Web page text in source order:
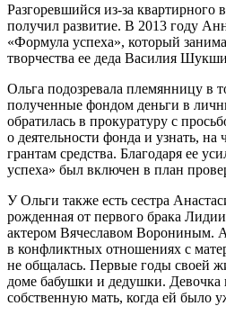
Разгоревшийся из-за
получил развитие. В 2013 году
«Формула успеха», который
творчества ее деда Василия
Ольга подозревала племянницу в
полученные фондом деньги в
обратилась в прокуратуру с
о деятельности фонда и узнать, на
грантам средства. Благодаря ее
успеха» был включен в план
У Ольги также есть сестра
рожденная от первого брака
актером Вячеславом Ворониным.
в конфликтных отношениях с
не общалась. Первые годы своей
доме бабушки и дедушки. Девочка
собственную мать, когда ей было